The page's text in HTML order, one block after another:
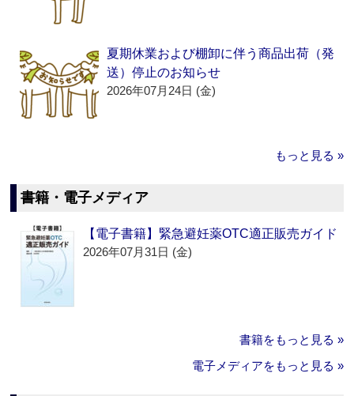
夏期休業および棚卸に伴う商品出荷（発
送）停止のお知らせ
2026年07月24日 (金)
もっと見る »
書籍・電子メディア
【電子書籍】緊急避妊薬OTC適正販売ガイド
2026年07月31日 (金)
書籍をもっと見る »
電子メディアをもっと見る »